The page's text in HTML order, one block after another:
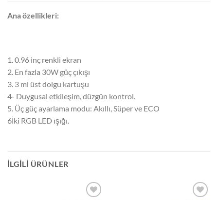
Ana özellikleri:
1. 0.96 inç renkli ekran
2. En fazla 30W güç çıkışı
3. 3 ml üst dolgu kartuşu
4- Duygusal etkileşim, düzgün kontrol.
5. Üç güç ayarlama modu: Akıllı, Süper ve ECO
6İki RGB LED ışığı.
İLGILI ÜRÜNLER